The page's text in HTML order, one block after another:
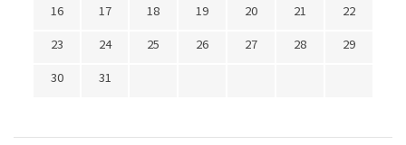
16
17 18 19 20 21
22
23
24 25 26 27 28
29
30
31